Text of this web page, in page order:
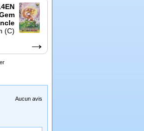
(C)
→
Aucun avis